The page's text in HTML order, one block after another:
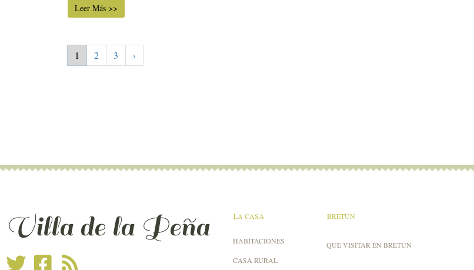
Leer Más >>
1 2 3 ›
Villa de la Peña LA CASA
HABITACIONES
CASA RURAL
BRETÚN
QUE VISITAR EN BRETÚN